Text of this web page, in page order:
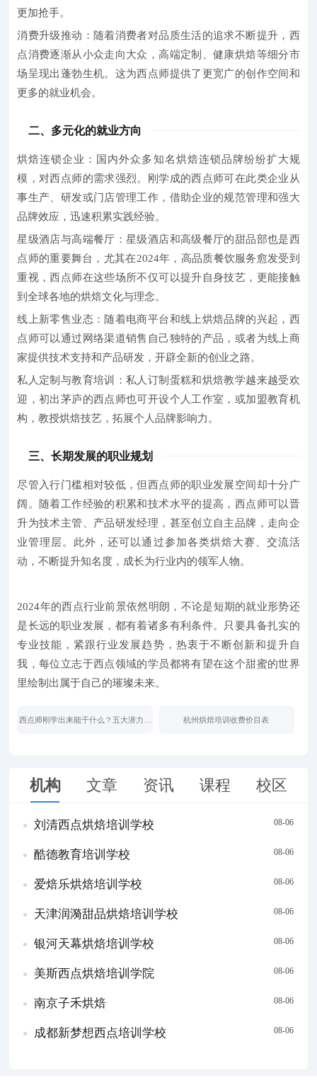
更加抢手。
消费升级推动： 随着消费者对品质生活的追求不断提升，西
点消费逐渐从小众走向大众，高端定制、健康烘焙等细分市
场呈现出蓬勃生机。这为西点师提供了更宽广的创作空间和
更多的就业机会。
二、多元化的就业方向
烘焙连锁企业：
国内外众多知名烘焙连锁品牌纷纷扩大规
模，对西点师的需求强烈。刚学成的西点师可在此类企业从
事生产、研发或门店管理工作，借助企业的规范管理和强大
品牌效应，迅速积累实践经验。
星级酒店与高端餐厅：星级酒店和高级餐厅的甜品部也是西
点师的重要舞台，尤其在2024年，高品质餐饮服务愈发受到
重视，西点师在这些场所不仅可以提升自身技艺，更能接触
到全球各地的烘焙文化与理念。
线上新零售业态： 随着电商平台和线上烘焙品牌的兴起，西
点师可以通过网络渠道销售自己独特的产品，或者为线上商
家提供技术支持和产品研发，开辟全新的创业之路。
私人定制与教育培训：私人订制蛋糕和烘焙教学越来越受欢
迎，初出茅庐的西点师也可开设个人工作室，或加盟教育机
构，教授烘焙技艺，拓展个人品牌影响力。
三、长期发展的职业规划
尽管入行门槛相对较低，但西点师的职业发展空间却十分广
阔。随着工作经验的积累和技术水平的提高，西点师可以晋
升为技术主管、产品研发经理，甚至创立自主品牌，走向企
业管理层。此外，还可以通过参加各类烘焙大赛、交流活
动，不断提升知名度，成长为行业内的领军人物。
2024年的西点行业前景依然明朗，不论是短期的就业形势还
是长远的职业发展，都有着诸多有利条件。只要具备扎实的
专业技能，紧跟行业发展趋势，热衷于不断创新和提升自
我，每位立志于西点领域的学员都将有望在这个甜蜜的世界
里绘制出属于自己的璀璨未来。
西点师刚学出来能干什么？五大潜力岗 杭州烘焙培训收费价目表
机构 文章 资讯 课程 校区
刘清西点烘焙培训学校 08-06
酷德教育培训学校 08-06
爱焙乐烘焙培训学校 08-06
天津润漪甜品烘焙培训学校 08-06
银河天幕烘焙培训学校 08-06
美斯西点烘焙培训学院 08-06
南京子禾烘焙 08-06
成都新梦想西点培训学校 08-06